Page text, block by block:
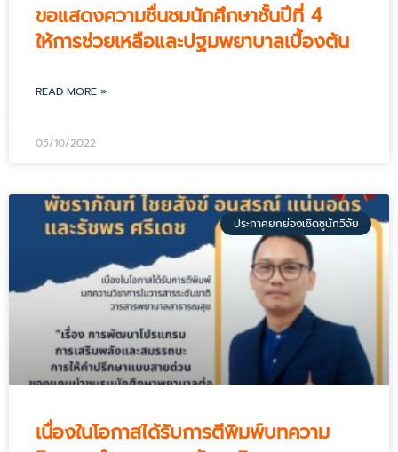
ขอแสดงความชื่นชมนักศึกษาชั้นปีที่ 4
ให้การช่วยเหลือและปฐมพยาบาลเบื้องต้น
READ MORE »
05/10/2022
ประกาศยกย่องเชิดชูนักวิจัย
เนื่องในโอกาสได้รับการตีพิมพ์บทความ